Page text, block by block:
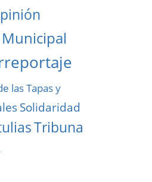
las Tapas y
Solidaridad
Tribuna